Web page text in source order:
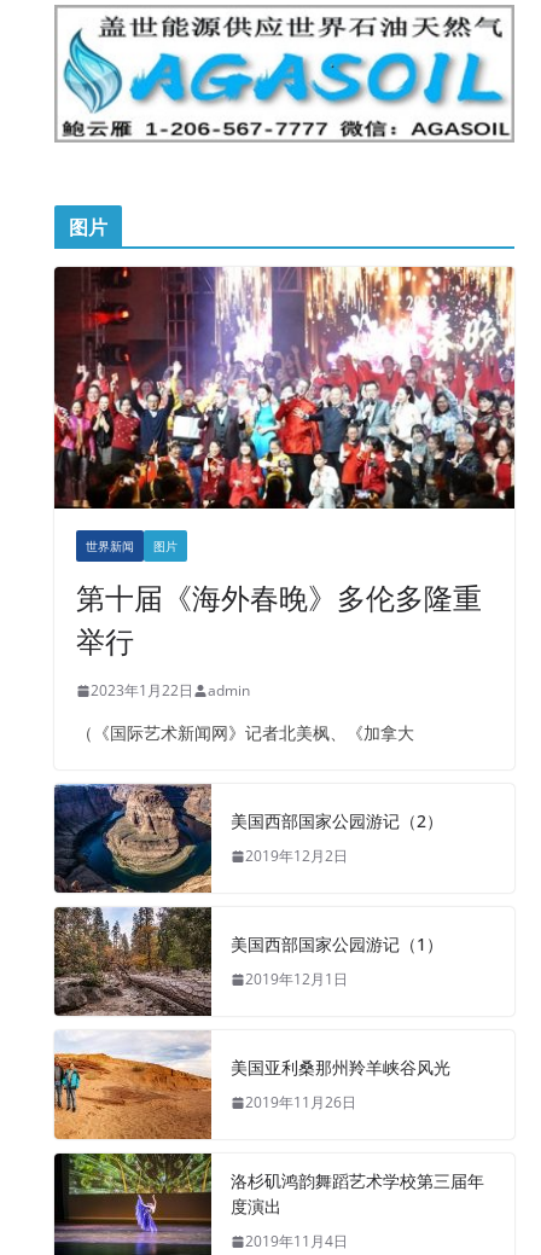
图片
世界新闻 图片
第十届《海外春晚》多伦多隆重
举行
2023年1月22日 admin
（《国际艺术新闻网》记者北美枫、《加拿大
美国西部国家公园游记（2）
2019年12月2日
美国西部国家公园游记（1）
2019年12月1日
美国亚利桑那州羚羊峡谷风光
2019年11月26日
洛杉矶鸿韵舞蹈艺术学校第三届年
度演出
2019年11月4日